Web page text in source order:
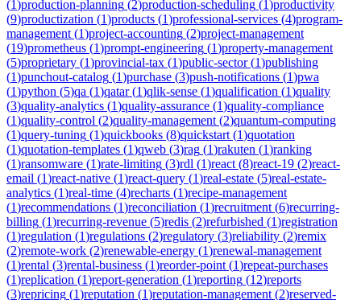
(1)production-planning (2)production-scheduling (1)productivity
(9)productization (1)products (1)professional-services (4)program-
management (1)project-accounting (2)project-management
(19)prometheus (1)prompt-engineering (1)property-management
(5)proprietary (1)provincial-tax (1)public-sector(1)publishing
(1)punchout-catalog (1)purchase (3)push-notifications (1)pwa
(1)python (5)qa (1)qatar(1)qlik-sense (1)qualification (1)quality
(3)quality-analytics (1)quality-assurance (1)quality-compliance
(1)quality-control (2)quality-management (2)quantum-computing
(1)query-tuning (1)quickbooks (8)quickstart (1)quotation
(1)quotation-templates (1)qweb (3)rag (1)rakuten (1)ranking
(1)ransomware (1)rate-limiting (3)rdl (1)react (8)react-19 (2)react-
email (1)react-native (1)react-query (1)real-estate (5)real-estate-
analytics (1)real-time (4)recharts (1)recipe-management
(1)recommendations (1)reconciliation (1)recruitment (6)recurring-
billing (1)recurring-revenue (5)redis (2)refurbished (1)registration
(1)regulation (1)regulations (2)regulatory (3)reliability (2)remix
(2)remote-work (2)renewable-energy (1)renewal-management
(1)rental (3)rental-business (1)reorder-point (1)repeat-purchases
(1)replication (1)report-generation (1)reporting (12)reports
(3)repricing (1)reputation (1)reputation-management (2)reserved-